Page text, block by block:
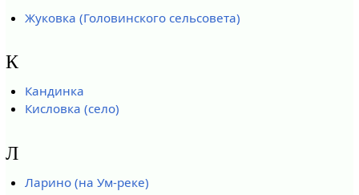
Жуковка (Головинского сельсовета)
К
Кандинка
Кисловка (село)
Л
Ларино (на Ум-реке)